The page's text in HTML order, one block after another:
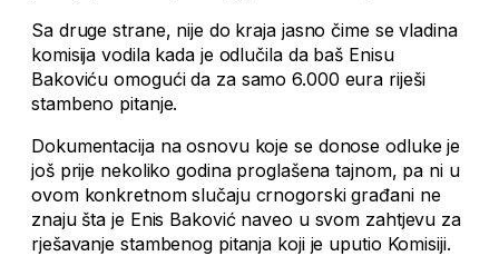
Sa druge strane, nije do kraja jasno čime se vladina
komisija vodila kada je odlučila da baš Enisu
Bakoviću omogući da za samo 6.000 eura riješi
stambeno pitanje.
Dokumentacija na osnovu koje se donose odluke je
još prije nekoliko godina proglašena tajnom, pa ni u
ovom konkretnom slučaju crnogorski građani ne
znaju šta je Enis Baković naveo u svom zahtjevu za
rješavanje stambenog pitanja koji je uputio Komisiji.